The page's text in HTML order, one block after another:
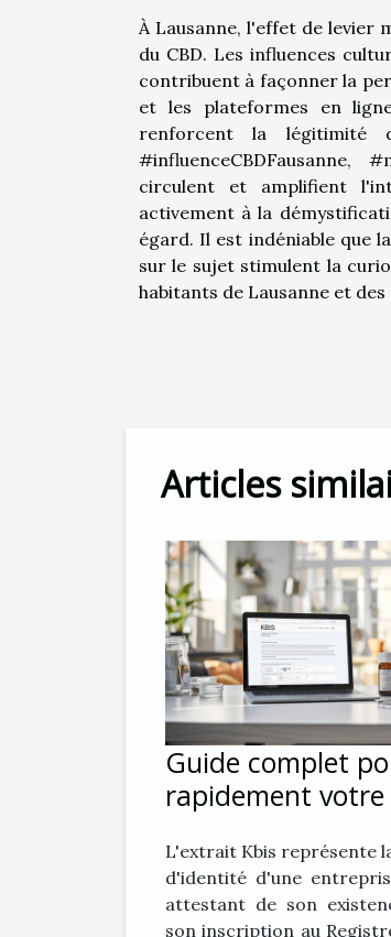
À Lausanne, l'effet de levier
du CBD. Les influences
contribuent à façonner la
et les plateformes en
renforcent la légitimité
#influenceCBDFausanne,
circulent et amplifient
activement à la
égard. Il est indéniable que
sur le sujet stimulent la
habitants de Lausanne et
Articles
Guide complet
rapidement
L'extrait Kbis représente
d'identité d'une
attestant de son
son inscription au